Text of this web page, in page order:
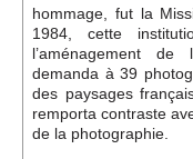
hommage, fut la
1984, cette
l’aménagement
demanda à 39
des paysages
remporta contraste
de la photographie.